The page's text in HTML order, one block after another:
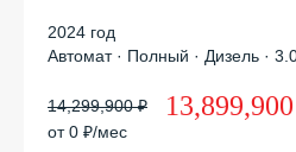
2024 год
Автомат · Полный · Дизель ·
14,299,900 ₽
от 0 ₽/мес